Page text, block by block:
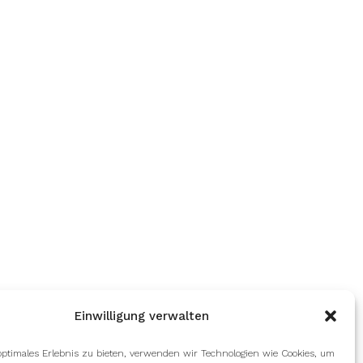
Einwilligung verwalten
Erlebnis zu bieten, verwenden wir Technologien wie Cookies, um